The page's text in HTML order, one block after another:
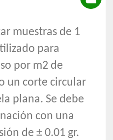
muestras de 1
para
por m2 de
un corte circular
plana. Se debe
con una
de ± 0.01 gr.